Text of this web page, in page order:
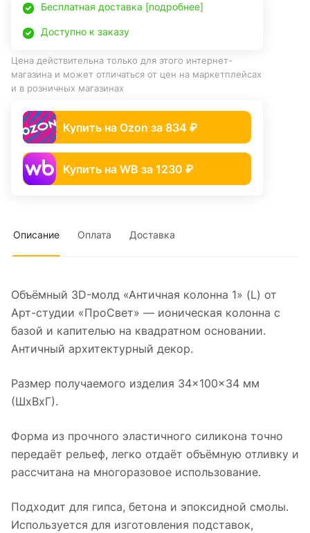
Бесплатная доставка [подробнее]
Доступно к заказу
Цена действительна только для этого интернет-
магазина и может отличаться от цен на маркетплейсах
и в розничных магазинах
Купить на Ozon за 834 ₽
Купить на WB за 1230 ₽
Описание Оплата Доставка
Объёмный 3D-молд «Античная колонна 1» (L) от
Арт-студии «ПроСвет» — ионическая колонна с
базой и капителью на квадратном основании.
Античный архитектурный декор.
Размер получаемого изделия 34×100×34 мм
(ШхВхГ).
Форма из прочного эластичного силикона точно
передаёт рельеф, легко отдаёт объёмную отливку и
рассчитана на многоразовое использование.
Подходит для гипса, бетона и эпоксидной смолы.
Используется для изготовления подставок,